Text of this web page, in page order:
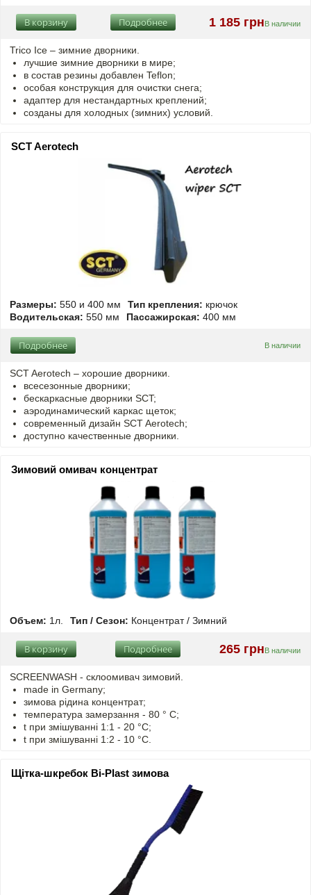
1 185 грнВ наличии
Подробнее
В корзину
Trico Ice – зимние дворники.
лучшие зимние дворники в мире;
в состав резины добавлен Teflon;
особая конструкция для очистки снега;
адаптер для нестандартных креплений;
созданы для холодных (зимних) условий.
SCT Aerotech
Размеры: 550 и 400 мм Тип крепления: крючок
Водительская: 550 мм Пассажирская: 400 мм
В наличии
Подробнее
SCT Aerotech – хорошие дворники.
всесезонные дворники;
бескаркасные дворники SCT;
аэродинамический каркас щеток;
современный дизайн SCT Aerotech;
доступно качественные дворники.
Зимовий омивач концентрат
Объем: 1л. Тип / Сезон: Концентрат / Зимний
265 грнВ наличии
Подробнее
В корзину
SCREENWASH - cклоомивач зимовий.
made in Germany;
зимова рідина концентрат;
температура замерзання - 80 ° C;
t при змішуванні 1:1 - 20 °C;
t при змішуванні 1:2 - 10 °C.
Щітка-шкребок Bi-Plast зимова